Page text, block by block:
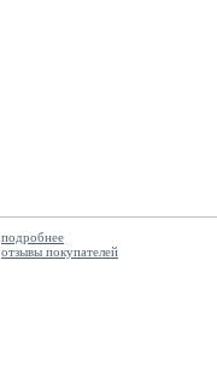
подробнее
отзывы покупателей